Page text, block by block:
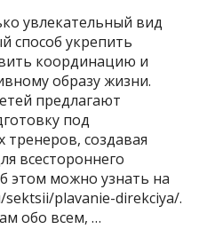
увлекательный вид
способ укрепить
координацию и
образу жизни.
предлагают
под
создавая
всестороннего
этом можно узнать на
plavanie-direkciya/.
обо всем, …